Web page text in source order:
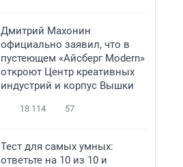
Дмитрий Махонин
официально заявил, что в
пустеющем «Айсберг Modern»
откроют Центр креативных
индустрий и корпус Вышки
18 114 57
Тест для самых умных:
ответьте на 10 из 10 и